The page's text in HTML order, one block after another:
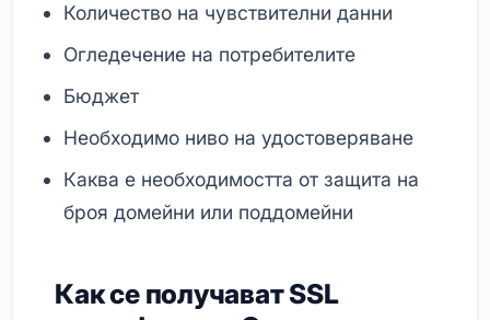
Количество на чувствителни данни
Огледечение на потребителите
Бюджет
Необходимо ниво на удостоверяване
Каква е необходимостта от защита на
броя домейни или поддомейни
Как се получават SSL